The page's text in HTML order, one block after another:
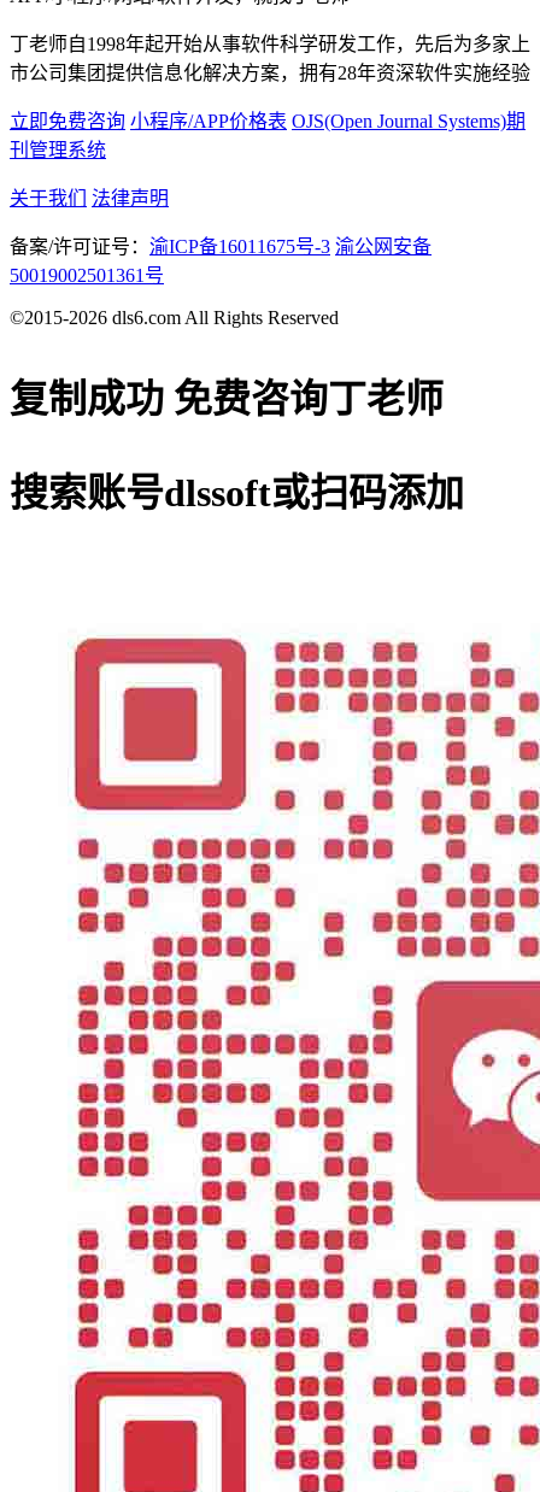
丁老师自1998年起开始从事软件科学研发工作，先后为多家上
市公司集团提供信息化解决方案，拥有28年资深软件实施经验
立即免费咨询 小程序/APP价格表 OJS(Open Journal Systems)期
刊管理系统
关于我们 法律声明
备案/许可证号： 渝ICP备16011675号-3 渝公网安备
50019002501361号
©2015-2026 dls6.com All Rights Reserved
复制成功 免费咨询丁老师
搜索账号dlssoft或扫码添加